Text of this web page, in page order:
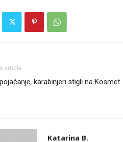
article
karabinjeri stigli na Kosmet
Katarina B.